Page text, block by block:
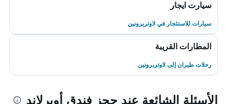
سيارت ايجار
سيارات للاستئجار في لاوتربرونين
المطارات القريبة
رحلات طيران إلى لاوتربرونين
الأسئلة الشائعة عند حجز فندق أوبرلاند